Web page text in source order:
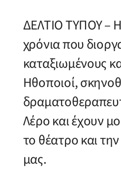
ΔΕΛΤΙΟ ΤΥΠΟΥ –
χρόνια που
καταξιωμένους
Ηθοποιοί,
Λέρο και έχουν
το θέατρο και
μας.